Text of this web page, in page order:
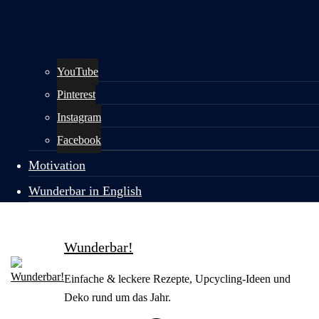
YouTube
Pinterest
Instagram
Facebook
Motivation
Wunderbar in English
Wunderbar!
Einfache & leckere Rezepte, Upcycling-Ideen und
Deko rund um das Jahr.